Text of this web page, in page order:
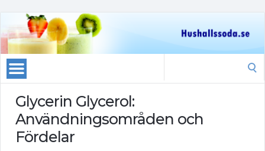
Glycerin Glycerol:
Användningsområden och
Fördelar